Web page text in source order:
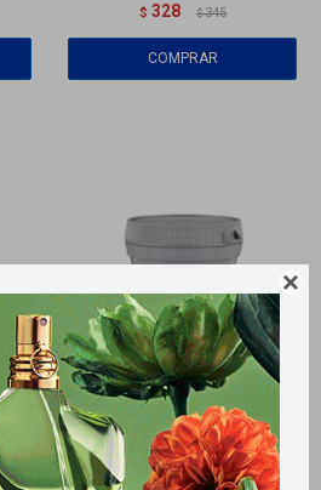

$ 328 $ 345
LlegaHOY
Llega en2 HS